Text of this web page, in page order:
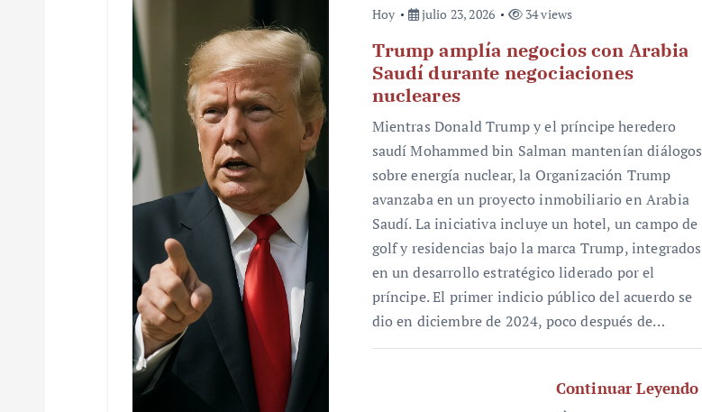
Hoy julio 23, 2026 34 views
Trump amplía negocios con Arabia
Saudí durante negociaciones
nucleares
Mientras Donald Trump y el príncipe heredero
saudí Mohammed bin Salman mantenían diálogos
sobre energía nuclear, la Organización Trump
avanzaba en un proyecto inmobiliario en Arabia
Saudí. La iniciativa incluye un hotel, un campo de
golf y residencias bajo la marca Trump, integrados
en un desarrollo estratégico liderado por el
príncipe. El primer indicio público del acuerdo se
dio en diciembre de 2024, poco después de…
Continuar Leyendo